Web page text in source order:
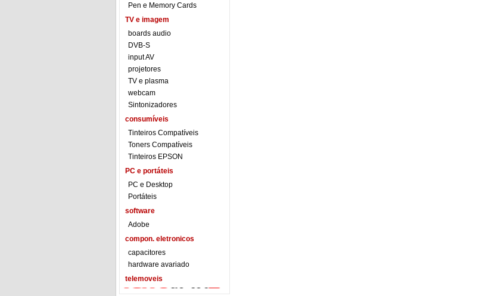
Pen e Memory Cards
TV e imagem
boards audio
DVB-S
input AV
projetores
TV e plasma
webcam
Sintonizadores
consumíveis
Tinteiros Compatíveis
Toners Compatíveis
Tinteiros EPSON
PC e portáteis
PC e Desktop
Portáteis
software
Adobe
compon. eletronicos
capacitores
hardware avariado
telemoveis